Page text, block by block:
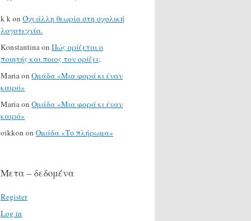
k kon Όχι άλλη θεωρία στη σχολική
λογοτεχνία.
Konstantinaon Πώς ορίζεται ο
ποιητής και ποιος τον ορίζει;
Mariaon Ομάδα «Μια φορά κι έναν
καιρό»
Mariaon Ομάδα «Μια φορά κι έναν
καιρό»
oikkon on Ομάδα «Το πλήρωμα»
Μετα – δεδομένα
Register
Log in